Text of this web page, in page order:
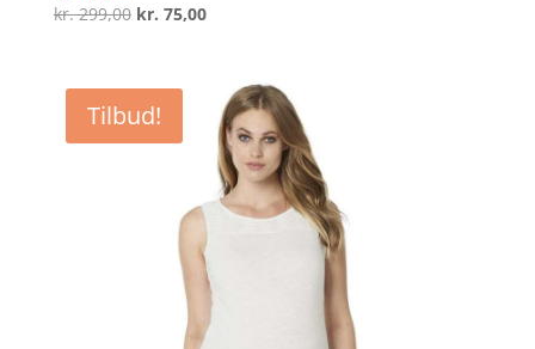
Vurderet
5
kr.299,00 Den
var:
kr. 299,00.
kr. 75,00Den
kr. 75,00.
Tilbud!